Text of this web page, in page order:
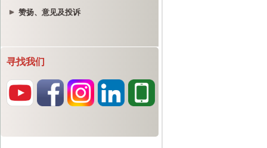
赞扬、意见及投诉
寻找我们